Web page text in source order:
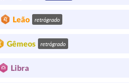
Leão retrógrado
Gêmeos retrógrado
Libra